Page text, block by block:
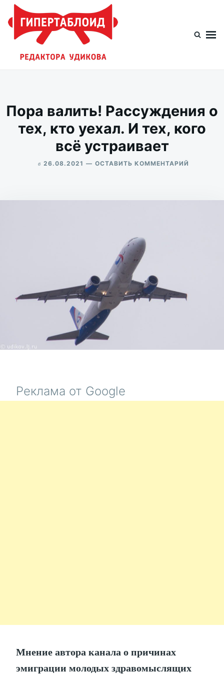
Перейти
содержимому
Искать:
Пора валить! Рассуждения о
тех, кто уехал. И тех, кого
всё устраивает
в 26.08.2021 ОСТАВИТЬ КОММЕНТАРИЙ
О
Реклама от Google
Мнение автора канала о причинах
эмиграции молодых здравомыслящих